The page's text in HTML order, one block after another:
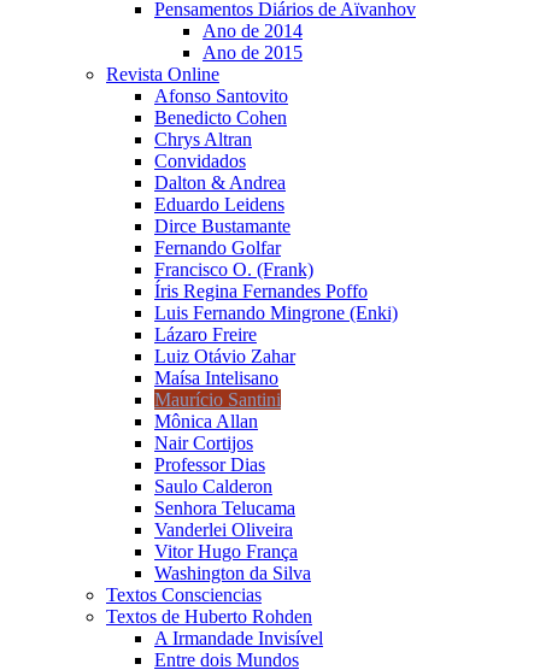
Pensamentos Diários de Aïvanhov
Ano de 2014
Ano de 2015
Revista Online
Afonso Santovito
Benedicto Cohen
Chrys Altran
Convidados
Dalton & Andrea
Eduardo Leidens
Dirce Bustamante
Fernando Golfar
Francisco O. (Frank)
Íris Regina Fernandes Poffo
Luis Fernando Mingrone (Enki)
Lázaro Freire
Luiz Otávio Zahar
Maísa Intelisano
Maurício Santini
Mônica Allan
Nair Cortijos
Professor Dias
Saulo Calderon
Senhora Telucama
Vanderlei Oliveira
Vitor Hugo França
Washington da Silva
Textos Consciencias
Textos de Huberto Rohden
A Irmandade Invisível
Entre dois Mundos